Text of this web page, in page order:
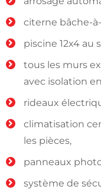
citerne bâche-
piscine 12x4 au
tous les murs
avec isolation
rideaux
climatisation
les pièces,
panneaux
système de